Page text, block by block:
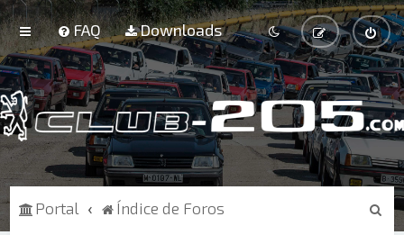
FAQ Downloads
Portal Índice de Foros
B